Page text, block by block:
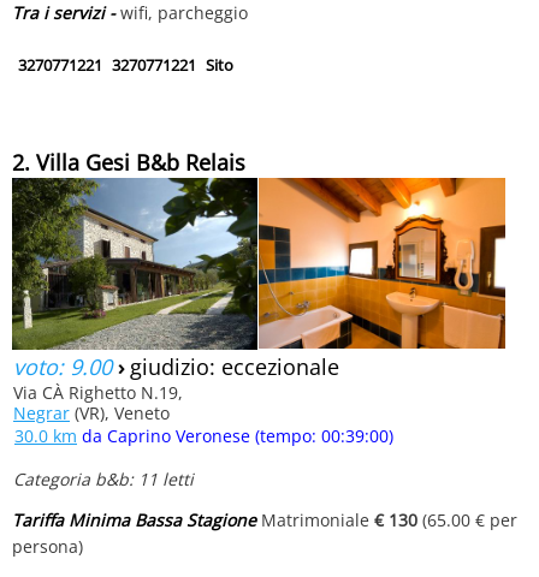
Tra i servizi -wifi, parcheggio
3270771221 3270771221 Sito
2. Villa Gesi B&b Relais
voto: 9.00› giudizio: eccezionale
Via CÀ Righetto N.19,
Negrar (VR), Veneto
30.0 km da Caprino Veronese (tempo: 00:39:00)
Categoria b&b: 11 letti
Tariffa Minima Bassa StagioneMatrimoniale € 130 (65.00 € per
persona)